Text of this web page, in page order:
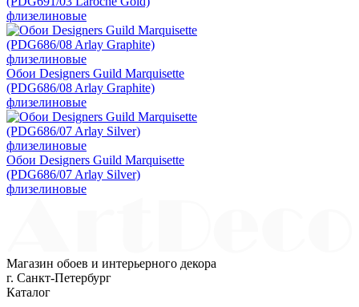
флизелиновые
Обои Designers Guild Marquisette
(PDG686/08 Arlay Graphite)
флизелиновые
Обои Designers Guild Marquisette
(PDG686/07 Arlay Silver)
флизелиновые
Магазин обоев и интерьерного декора
г. Санкт-Петербург
Каталог